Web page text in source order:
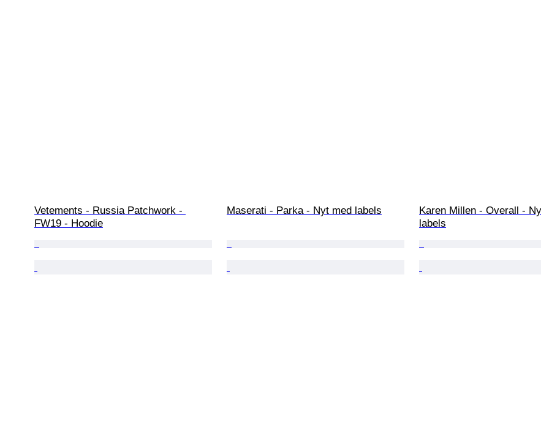
Vetements - Russia Patchwork -
FW19 - Hoodie
Maserati - Parka - Nyt med labels
Karen Millen - Overall -
labels